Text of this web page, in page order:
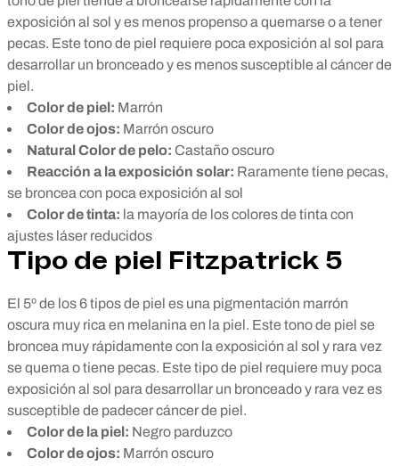
exposición al sol y es menos propenso a quemarse o a tener
pecas. Este tono de piel requiere poca exposición al sol para
desarrollar un bronceado y es menos susceptible al cáncer de
piel.
Color de piel: Marrón
Color de ojos: Marrón oscuro
Natural Color de pelo: Castaño oscuro
Reacción a la exposición solar: Raramente tiene pecas,
se broncea con poca exposición al sol
Color de tinta: la mayoría de los colores de tinta con
ajustes láser reducidos
Tipo de piel Fitzpatrick 5
El 5º de los 6 tipos de piel es una pigmentación marrón
oscura muy rica en melanina en la piel. Este tono de piel se
broncea muy rápidamente con la exposición al sol y rara vez
se quema o tiene pecas. Este tipo de piel requiere muy poca
exposición al sol para desarrollar un bronceado y rara vez es
susceptible de padecer cáncer de piel.
Color de la piel: Negro parduzco
Color de ojos: Marrón oscuro